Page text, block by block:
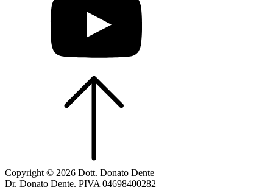
Copyright © 2026 Dott. Donato Dente
Dr. Donato Dente. PIVA 04698400282